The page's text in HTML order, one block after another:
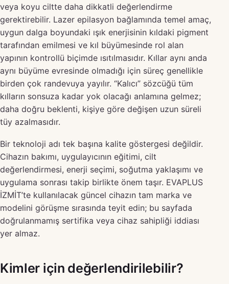
veya koyu ciltte daha dikkatli değerlendirme
gerektirebilir. Lazer epilasyon bağlamında temel amaç,
uygun dalga boyundaki ışık enerjisinin kıldaki pigment
tarafından emilmesi ve kıl büyümesinde rol alan
yapının kontrollü biçimde ısıtılmasıdır. Kıllar aynı anda
aynı büyüme evresinde olmadığı için süreç genellikle
birden çok randevuya yayılır. “Kalıcı” sözcüğü tüm
kılların sonsuza kadar yok olacağı anlamına gelmez;
daha doğru beklenti, kişiye göre değişen uzun süreli
tüy azalmasıdır.
Bir teknoloji adı tek başına kalite göstergesi değildir.
Cihazın bakımı, uygulayıcının eğitimi, cilt
değerlendirmesi, enerji seçimi, soğutma yaklaşımı ve
uygulama sonrası takip birlikte önem taşır. EVAPLUS
İZMİT’te kullanılacak güncel cihazın tam marka ve
modelini görüşme sırasında teyit edin; bu sayfada
doğrulanmamış sertifika veya cihaz sahipliği iddiası
yer almaz.
Kimler için değerlendirilebilir?